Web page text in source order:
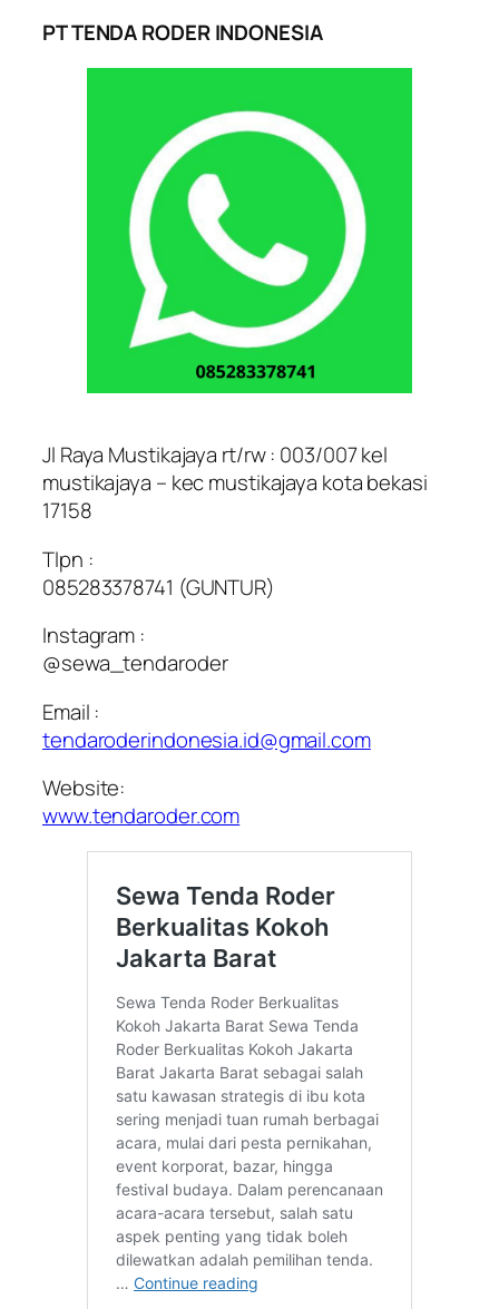
PT TENDA RODER INDONESIA
Jl Raya Mustikajaya rt/rw : 003/007 kel
mustikajaya – kec mustikajaya kota bekasi
17158
Tlpn :
085283378741 (GUNTUR)
Instagram :
@sewa_tendaroder
Email :
tendaroderindonesia.id@gmail.com
Website:
www.tendaroder.com